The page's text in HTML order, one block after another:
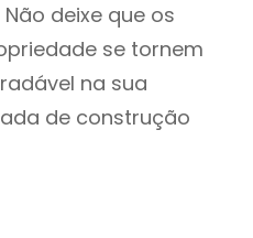
deixe que os
se tornem
na sua
de construção